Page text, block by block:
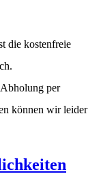
die kostenfreie
per
können wir leider